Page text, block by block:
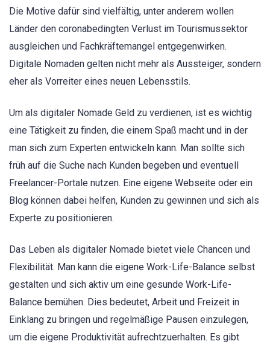
Die Motive dafür sind vielfältig, unter anderem wollen
Länder den coronabedingten Verlust im Tourismussektor
ausgleichen und Fachkräftemangel entgegenwirken.
Digitale Nomaden gelten nicht mehr als Aussteiger, sondern
eher als Vorreiter eines neuen Lebensstils.
Um als digitaler Nomade Geld zu verdienen, ist es wichtig
eine Tätigkeit zu finden, die einem Spaß macht und in der
man sich zum Experten entwickeln kann. Man sollte sich
früh auf die Suche nach Kunden begeben und eventuell
Freelancer-Portale nutzen. Eine eigene Webseite oder ein
Blog können dabei helfen, Kunden zu gewinnen und sich als
Experte zu positionieren.
Das Leben als digitaler Nomade bietet viele Chancen und
Flexibilität. Man kann die eigene Work-Life-Balance selbst
gestalten und sich aktiv um eine gesunde Work-Life-
Balance bemühen. Dies bedeutet, Arbeit und Freizeit in
Einklang zu bringen und regelmäßige Pausen einzulegen,
um die eigene Produktivität aufrechtzuerhalten. Es gibt